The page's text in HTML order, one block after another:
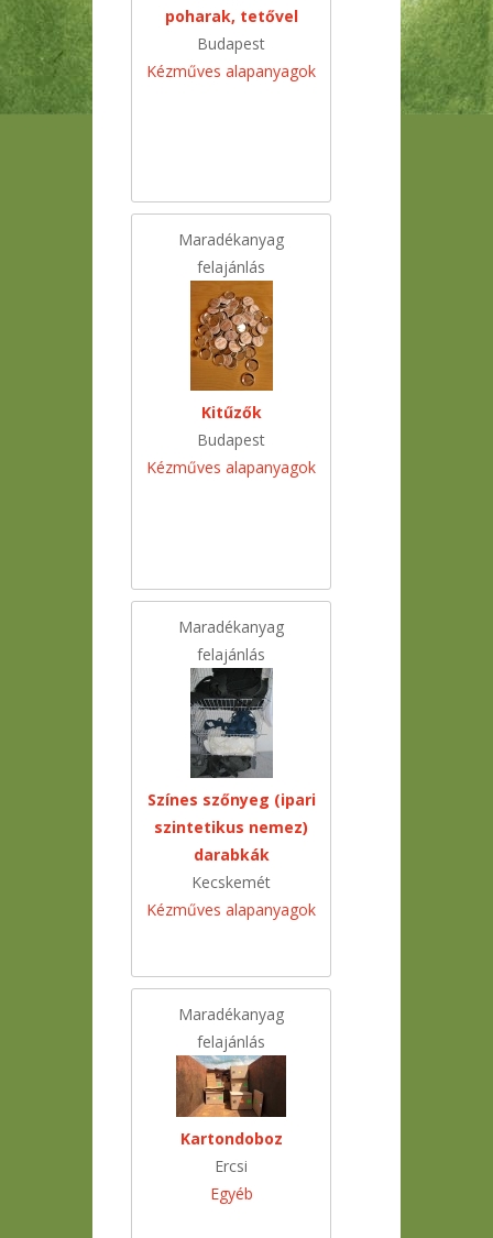
poharak, tetővel
Budapest
Kézműves alapanyagok
Maradékanyag
felajánlás
Kitűzők
Budapest
Kézműves alapanyagok
Maradékanyag
felajánlás
Színes szőnyeg (ipari
szintetikus nemez)
darabkák
Kecskemét
Kézműves alapanyagok
Maradékanyag
felajánlás
Kartondoboz
Ercsi
Egyéb